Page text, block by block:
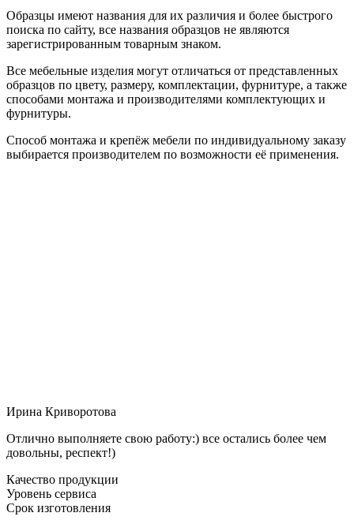
Образцы имеют названия для их различия и более быстрого
поиска по сайту, все названия образцов не являются
зарегистрированным товарным знаком.
Все мебельные изделия могут отличаться от представленных
образцов по цвету, размеру, комплектации, фурнитуре, а также
способами монтажа и производителями комплектующих и
фурнитуры.
Способ монтажа и крепёж мебели по индивидуальному заказу
выбирается производителем по возможности её применения.
Ирина Криворотова
Отлично выполняете свою работу:) все остались более чем
довольны, респект!)
Качество продукции
Уровень сервиса
Срок изготовления